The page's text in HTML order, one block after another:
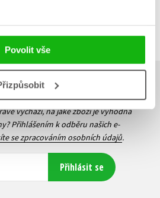
Povolit vše
1 Další
první!
vychází, na jaké zboží je výhodná
Přihlášením k odběru našich e-
se zpracováním osobních údajů.
Přihlásit se